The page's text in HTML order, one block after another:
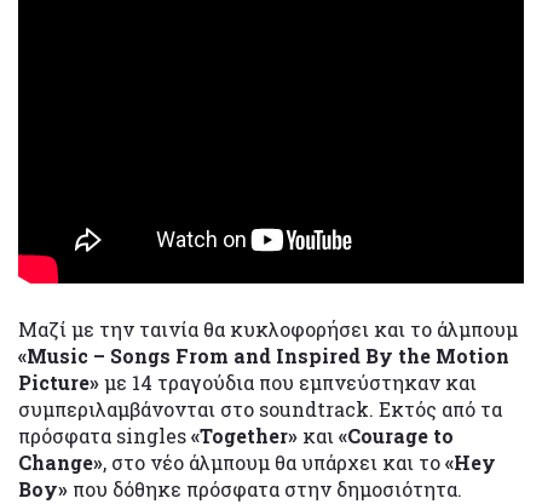
Μαζί με την ταινία θα κυκλοφορήσει και το άλμπουμ
«Music – Songs From and Inspired By the Motion
Picture»με 14 τραγούδια που εμπνεύστηκαν και
συμπεριλαμβάνονται στο soundtrack. Εκτός από τα
πρόσφατα singles«Together» και«Courage to
Change», στο νέο άλμπουμ θα υπάρχει και το«Hey
Boy» που δόθηκε πρόσφατα στην δημοσιότητα.